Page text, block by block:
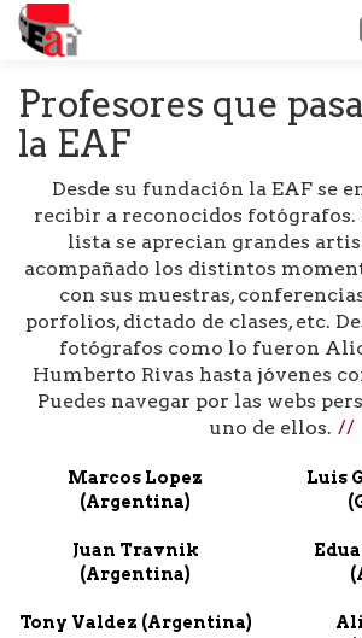
Profesores que
la EAF
Desde su fundación la EAF se
recibir a reconocidos fotógrafos.
lista se aprecian grandes
acompañado los distintos
con sus muestras,
porfolios, dictado de clases, etc.
fotógrafos como lo fueron
Humberto Rivas hasta jóvenes
Puedes navegar por las webs
uno de ellos.
Marcos Lopez
(Argentina)
Luis
Juan Travnik
(Argentina)
Tony Valdez (Argentina)